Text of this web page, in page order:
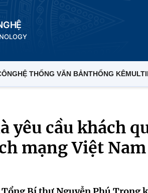
HỆ THỐNG VĂN BẢNTHỐNG KÊ
yêu cầu khách
mạng Việt Nam